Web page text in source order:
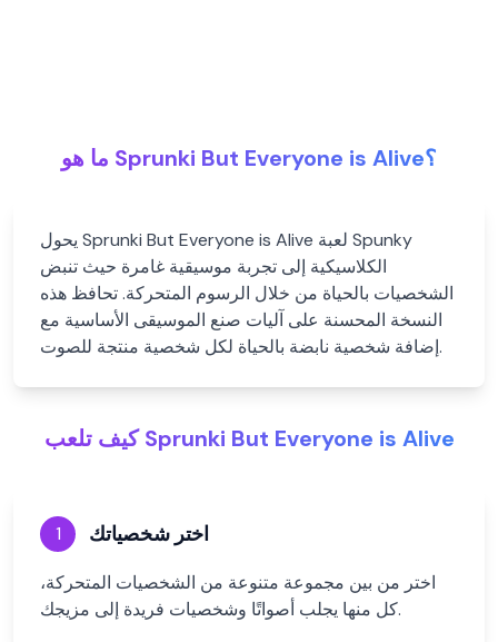
ما هو Sprunki But Everyone is Alive؟
يحول Sprunki But Everyone is Alive لعبة Spunky
الكلاسيكية إلى تجربة موسيقية غامرة حيث تنبض
الشخصيات بالحياة من خلال الرسوم المتحركة. تحافظ هذه
النسخة المحسنة على آليات صنع الموسيقى الأساسية مع
إضافة شخصية نابضة بالحياة لكل شخصية منتجة للصوت.
كيف تلعب Sprunki But Everyone is Alive
1 اختر شخصياتك
اختر من بين مجموعة متنوعة من الشخصيات المتحركة،
كل منها يجلب أصواتًا وشخصيات فريدة إلى مزيجك.